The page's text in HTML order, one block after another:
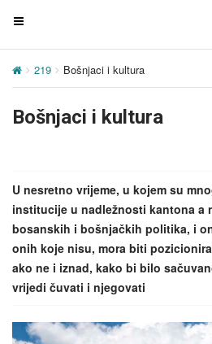
T
g
e
i
g
a
t
i
o
219 Bošnjaci i kultura
Bošnjaci i kultura
U nesretno vrijeme, u kojem su
institucije u nadležnosti kantona a
bosanskih i bošnjačkih politika, i
onih koje nisu, mora biti
ako ne i iznad, kako bi bilo
vrijedi čuvati i njegovati